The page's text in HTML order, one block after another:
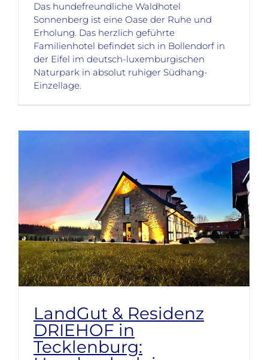
Das hundefreundliche Waldhotel
Sonnenberg ist eine Oase der Ruhe und
Erholung. Das herzlich geführte
Familienhotel befindet sich in Bollendorf in
der Eifel im deutsch-luxemburgischen
Naturpark in absolut ruhiger Südhang-
Einzellage.
LandGut & Residenz
DRIEHOF in
Tecklenburg: